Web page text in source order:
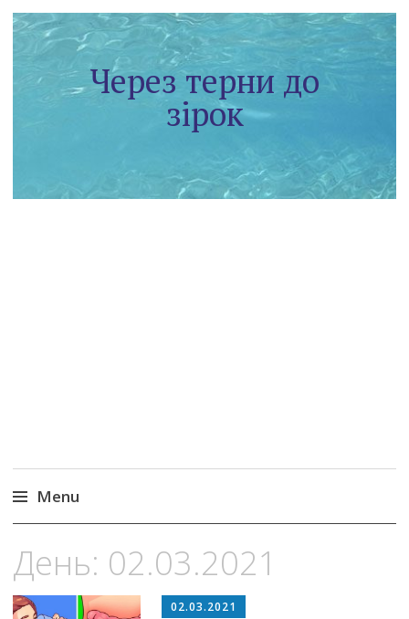
Через терни до
зірок
Menu
to
content
День: 02.03.2021
02.03.2021